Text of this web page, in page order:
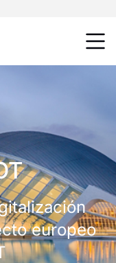
europeo